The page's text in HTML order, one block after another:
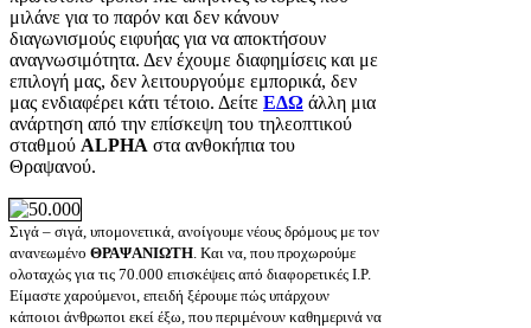
μιλάνε για το παρόν και δεν κάνουν
διαγωνισμούς ειφυήας για να αποκτήσουν
αναγνωσιμότητα. Δεν έχουμε διαφημίσεις και με
επιλογή μας, δεν λειτουργούμε εμπορικά, δεν
μας ενδιαφέρει κάτι τέτοιο. Δείτε ΕΔΩ άλλη μια
ανάρτηση από την επίσκεψη του τηλεοπτικού
σταθμού ALPHA στα ανθοκήπια του
Θραψανού.
Σιγά – σιγά, υπομονετικά, ανοίγουμε νέους δρόμους με τον
ανανεωμένο ΘΡΑΨΑΝΙΩΤΗ. Και να, που προχωρούμε
ολοταχώς για τις 70.000 επισκέψεις από διαφορετικές Ι.Ρ.
Είμαστε χαρούμενοι, επειδή ξέρουμε πώς υπάρχουν
κάποιοι άνθρωποι εκεί έξω, που περιμένoυν καθημερινά να